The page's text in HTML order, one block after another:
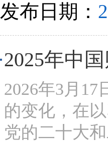
发布日期：
2025年中
2026年3月
的变化，在
党的二十大